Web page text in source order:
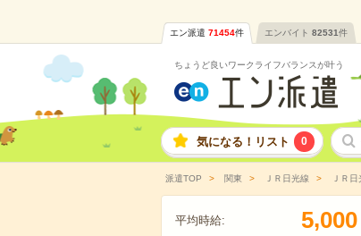
エン派遣 71454件 エンバイト 82531件
ちょうど良いワークライフバランスが叶う
気になる！リスト 0
派遣TOP 関東 ＪＲ日光線 ＪＲ
平均時給: 5,000